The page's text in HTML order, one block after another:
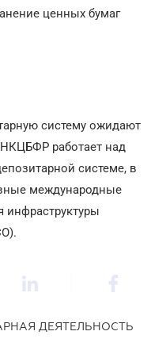
ценных бумаг
систему ожидают
работает над
системе, в
международные
ДЕЯТЕЛЬНОСТЬ